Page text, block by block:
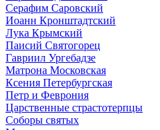
Серафим Саровский
Иоанн Кронштадтский
Лука Крымский
Паисий Святогорец
Гавриил Ургебадзе
Матрона Московская
Ксения Петербургская
Петр и Феврония
Царственные страстотерпцы
Соборы святых